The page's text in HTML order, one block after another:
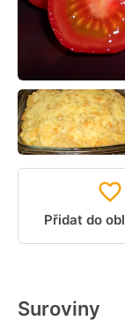
Přidat do
Suroviny